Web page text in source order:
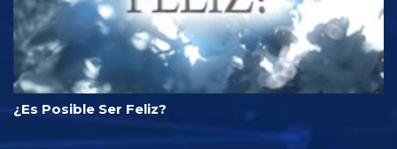
¿Es Posible Ser Feliz?